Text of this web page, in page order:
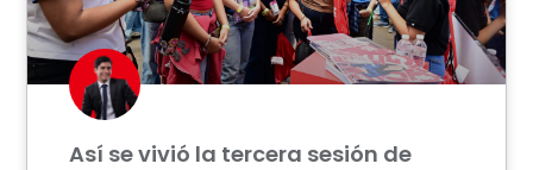
Así se vivió la tercera sesión de